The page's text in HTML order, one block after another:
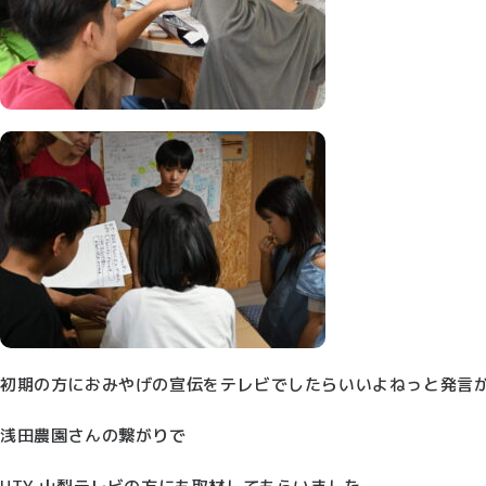
初期の方におみやげの宣伝をテレビでしたらいいよねっと発言
浅田農園さんの繋がりで